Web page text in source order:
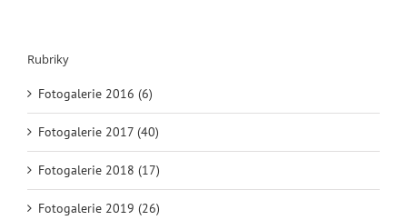
Rubriky
Fotogalerie 2016 (6)
Fotogalerie 2017 (40)
Fotogalerie 2018 (17)
Fotogalerie 2019 (26)